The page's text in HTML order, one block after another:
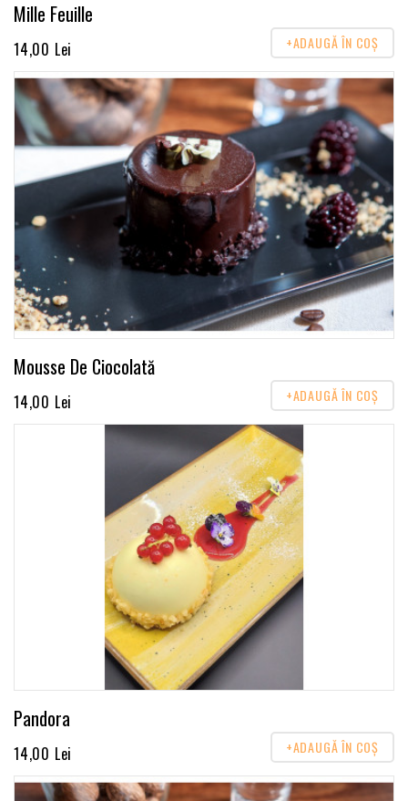
Mille Feuille
14,00 Lei +ADAUGĂ ÎN COŞ
Mousse De Ciocolată
14,00 Lei +ADAUGĂ ÎN COŞ
Pandora
14,00 Lei +ADAUGĂ ÎN COŞ